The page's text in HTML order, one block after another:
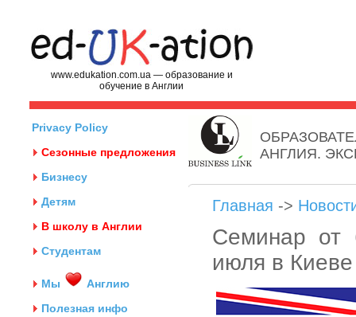
www.edukation.com.ua — образование и
обучение в Англии
Privacy Policy
Сезонные предложения
Бизнесу
Детям
В школу в Англии
Студентам
Мы
Англию
Полезная инфо
АНГЛИЯ.
Главная ->
Семинар от
июля в Киеве